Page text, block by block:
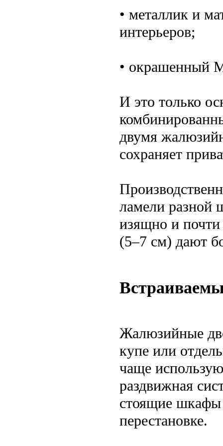
• металлик и
интерьеров;
• окрашенный
И это только
двумя
сохраняет
ламели разной
изящно и
(5–7 см) дают
Жалюзийные
купе или
чаще
раздвижная
стоящие шкафы
перестановке.